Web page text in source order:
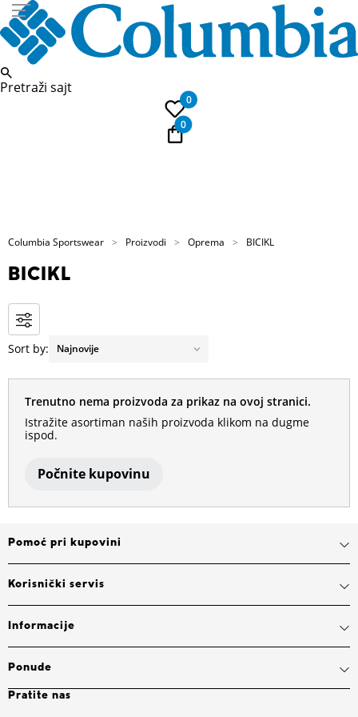
Pretraži sajt
0
0
Columbia Sportswear Proizvodi Oprema BICIKL
BICIKL
Sort by:
Trenutno nema proizvoda za prikaz na ovoj stranici.
Istražite asortiman naših proizvoda klikom na dugme
ispod.
Počnite kupovinu
Pomoć pri kupovini
Korisnički servis
Informacije
Ponude
Pratite nas